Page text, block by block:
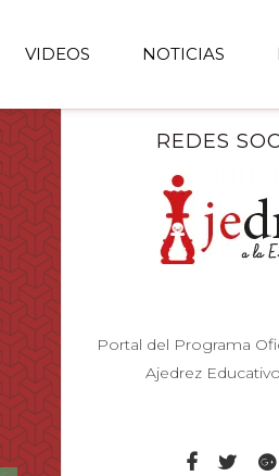
VIDEOS NOTICIAS
REDES
Portal del Programa
Ajedrez